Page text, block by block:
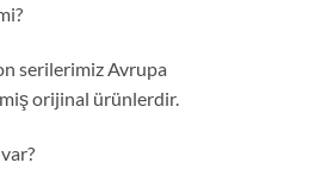
serilerimiz Avrupa
orijinal ürünlerdir.